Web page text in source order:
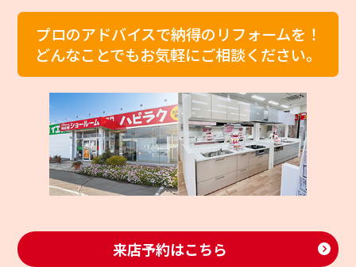
プロのアドバイスで納得のリフォームを！
どんなことでもお気軽にご相談ください。
来店予約はこちら